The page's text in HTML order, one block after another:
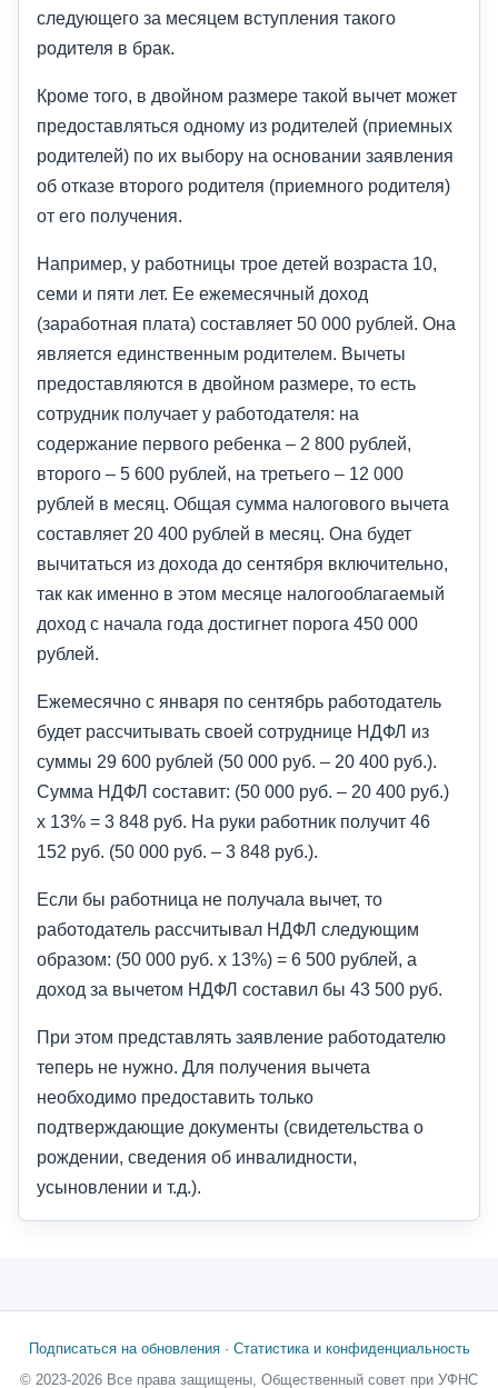
следующего за месяцем вступления такого
родителя в брак.
Кроме того, в двойном размере такой вычет может
предоставляться одному из родителей (приемных
родителей) по их выбору на основании заявления
об отказе второго родителя (приемного родителя)
от его получения.
Например, у работницы трое детей возраста 10,
семи и пяти лет. Ее ежемесячный доход
(заработная плата) составляет 50 000 рублей. Она
является единственным родителем. Вычеты
предоставляются в двойном размере, то есть
сотрудник получает у работодателя: на
содержание первого ребенка – 2 800 рублей,
второго – 5 600 рублей, на третьего – 12 000
рублей в месяц. Общая сумма налогового вычета
составляет 20 400 рублей в месяц. Она будет
вычитаться из дохода до сентября включительно,
так как именно в этом месяце налогооблагаемый
доход с начала года достигнет порога 450 000
рублей.
Ежемесячно с января по сентябрь работодатель
будет рассчитывать своей сотруднице НДФЛ из
суммы 29 600 рублей (50 000 руб. – 20 400 руб.).
Сумма НДФЛ составит: (50 000 руб. – 20 400 руб.)
x 13% = 3 848 руб. На руки работник получит 46
152 руб. (50 000 руб. – 3 848 руб.).
Если бы работница не получала вычет, то
работодатель рассчитывал НДФЛ следующим
образом: (50 000 руб. x 13%) = 6 500 рублей, а
доход за вычетом НДФЛ составил бы 43 500 руб.
При этом представлять заявление работодателю
теперь не нужно. Для получения вычета
необходимо предоставить только
подтверждающие документы (свидетельства о
рождении, сведения об инвалидности,
усыновлении и т.д.).
Подписаться на обновления· Статистика и конфиденциальность
© 2023-2026 Все права защищены, Общественный совет при УФНС